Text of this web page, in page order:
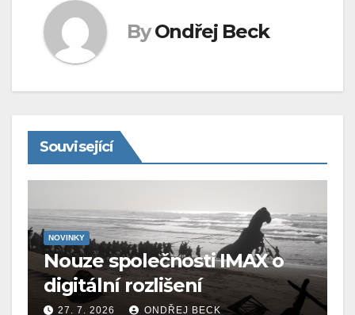
By Ondřej Beck
Související
NOVINKY
Nouze společnosti IMAX o
digitální rozlišení
27. 7. 2026 ONDŘEJ BECK